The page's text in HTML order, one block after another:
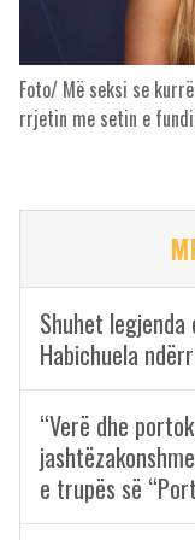
Foto/ Më seksi se
rrjetin me setin e
Shuhet legjenda
Habichuela
“Verë dhe
e trupës së